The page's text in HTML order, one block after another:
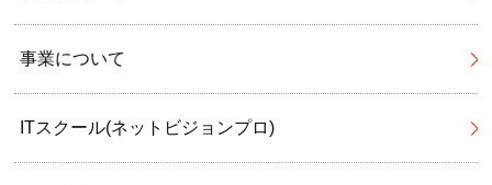
事業について
ITスクール(ネットビジョンプロ)